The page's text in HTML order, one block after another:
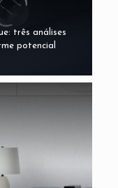
três análises
potencial